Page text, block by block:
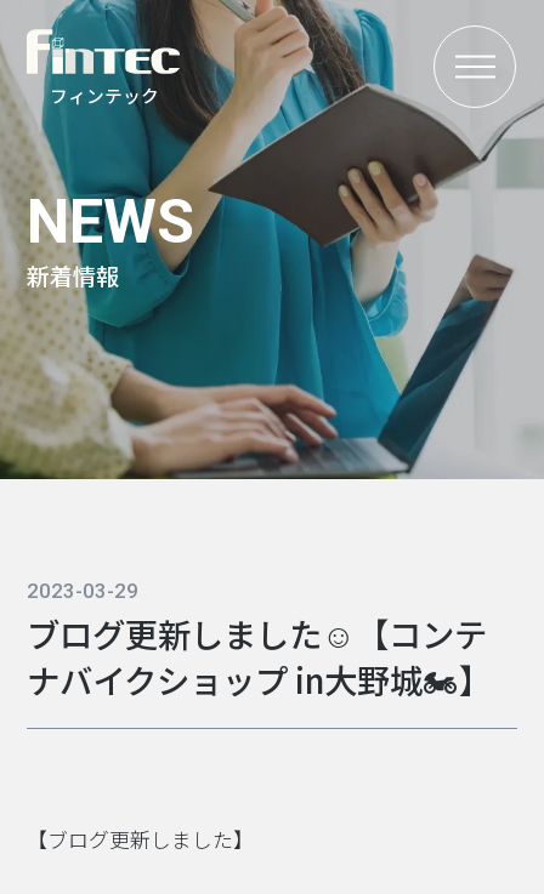
フィンテック
MENU
NEWS
新着情報
2023-03-29
ブログ更新しました☺【コンテ
ナバイクショップ in大野城🏍】
【ブログ更新しました】